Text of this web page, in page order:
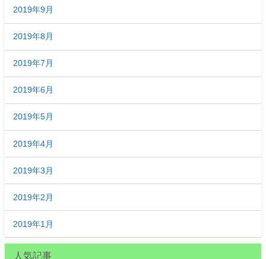
2019年9月
2019年8月
2019年7月
2019年6月
2019年5月
2019年4月
2019年3月
2019年2月
2019年1月
人気記事